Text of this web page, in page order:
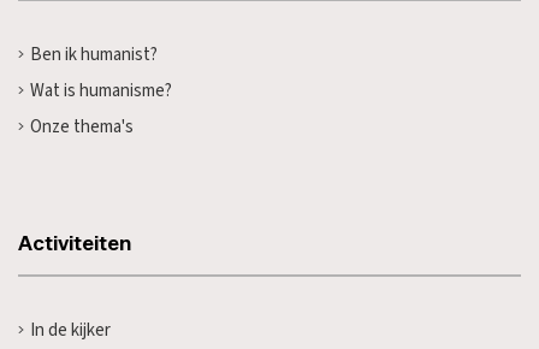
Ben ik humanist?
Wat is humanisme?
Onze thema's
Activiteiten
In de kijker